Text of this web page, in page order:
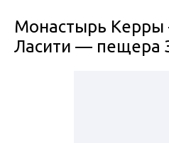
Монастырь Керры
Ласити — пещера